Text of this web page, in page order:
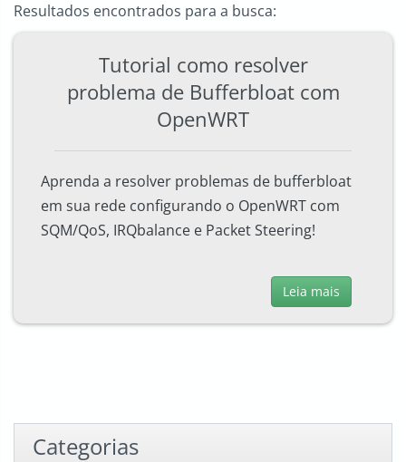
Resultados encontrados para a busca:
Tutorial como resolver
problema de Bufferbloat com
OpenWRT
Aprenda a resolver problemas de bufferbloat
em sua rede configurando o OpenWRT com
SQM/QoS, IRQbalance e Packet Steering!
Leia mais
Categorias